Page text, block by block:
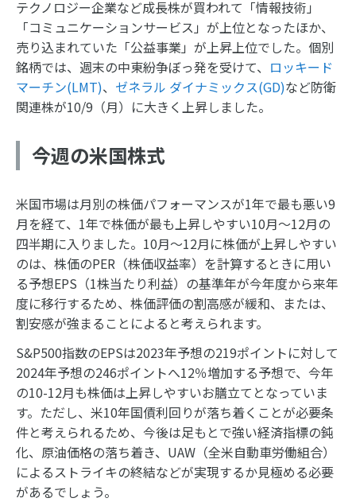
テクノロジー企業など成長株が買われて「情報技術」
「コミュニケーションサービス」が上位となったほか、
売り込まれていた「公益事業」が上昇上位でした。個別
銘柄では、週末の中東紛争ぼっ発を受けて、 ロッキード
マーチン(LMT)、 ゼネラル ダイナミックス(GD)など防衛
関連株が10/9（月）に大きく上昇しました。
今週の米国株式
米国市場は月別の株価パフォーマンスが1年で最も悪い9
月を経て、1年で株価が最も上昇しやすい10月～12月の
四半期に入りました。10月～12月に株価が上昇しやすい
のは、株価のPER（株価収益率）を計算するときに用い
る予想EPS（1株当たり利益）の基準年が今年度から来年
度に移行するため、株価評価の割高感が緩和、または、
割安感が強まることによると考えられます。
S&P500指数のEPSは2023年予想の219ポイントに対して
2024年予想の246ポイントへ12％増加する予想で、今年
の10-12月も株価は上昇しやすいお膳立てとなっていま
す。ただし、米10年国債利回りが落ち着くことが必要条
件と考えられるため、今後は足もとで強い経済指標の鈍
化、原油価格の落ち着き、UAW（全米自動車労働組合）
によるストライキの終結などが実現するか見極める必要
があるでしょう。